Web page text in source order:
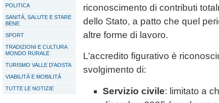
POLITICA
SANITÀ, SALUTE E STARE
BENE
SPORT
TRADIZIONI E CULTURA
MONDO RURALE
TURISMO VALLE D'AOSTA
VIABILITÀ E MOBILITÀ
TUTTE LE NOTIZIE
riconoscimento di contributi
dello Stato, a patto che quel
altre forme di lavoro.
L’accredito figurativo è
svolgimento di:
Servizio civile: limitato a